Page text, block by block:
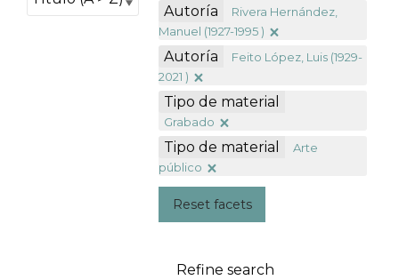
Autoría
Rivera Hernández,
Manuel (1927-1995 )
Autoría
Feito López, Luis (1929-
2021 )
Tipo de material
Grabado
Tipo de material
Arte
público
Reset facets
Refine search